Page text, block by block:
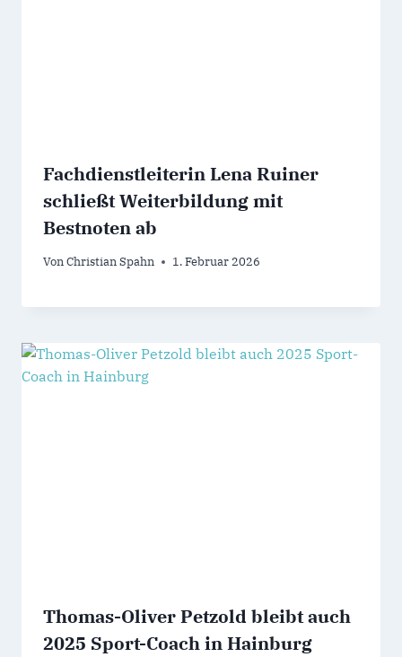
Fachdienstleiterin Lena Ruiner
schließt Weiterbildung mit
Bestnoten ab
VonChristian Spahn 1. Februar 2026
Thomas-Oliver Petzold bleibt auch
2025 Sport-Coach in Hainburg